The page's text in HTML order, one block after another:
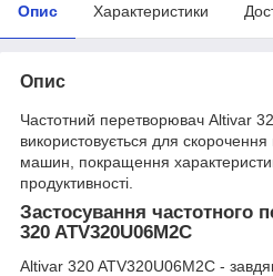
Опис Характеристики
Опис
Частотний перетворювач Altivar
використовується для скорочення
машин, покращення
продуктивності.
Застосування частотного
320 ATV320U06M2C
Altivar 320 ATV320U06M2C -